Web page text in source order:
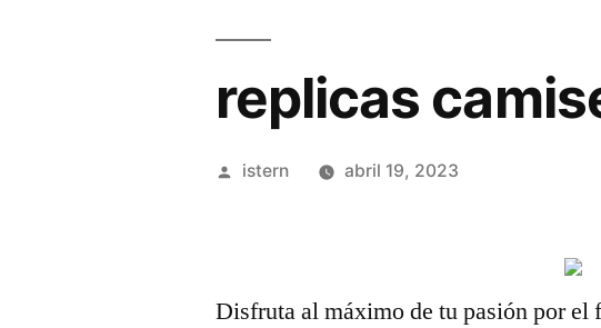
replicas
Publicado
istern abril 19, 2023
Disfruta al máximo de tu pasión por el